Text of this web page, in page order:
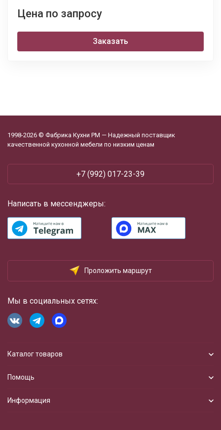
Цена по запросу
Заказать
1998-2026 © Фабрика Кухни РМ — Надежный поставщик
качественной кухонной мебели по низким ценам
+7 (992) 017-23-39
Написать в мессенджеры:
Проложить маршрут
Мы в социальных сетях:
Каталог товаров
Помощь
Информация